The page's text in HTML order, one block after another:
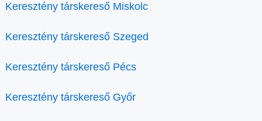
Keresztény társkereső Miskolc
Keresztény társkereső Szeged
Keresztény társkereső Pécs
Keresztény társkereső Győr